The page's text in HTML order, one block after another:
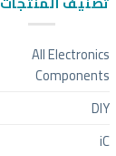
All Electronics
Components
DIY
iC